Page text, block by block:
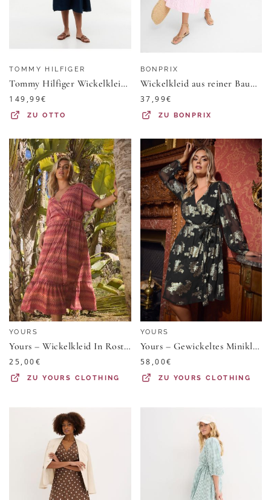
TOMMY HILFIGER
Tommy Hilfiger Wickelkleid SUMR LINEN WRAP LNG MIDI DRS Leinen, Bindeband
149,99€
ZUOTTO
BONPRIX
Wickelkleid aus reiner Baumwolle
37,99€
ZU BONPRIX
YOURS
Yours – Wickelkleid In Rostorange Mit Zickzackmuster Size 42
25,00€
ZUYOURS CLOTHING
YOURS
Yours – Gewickeltes Minikleid In Schwarz Mit Jacquardmuster Und Metallicoptik Size 44
58,00€
ZU YOURS CLOTHING